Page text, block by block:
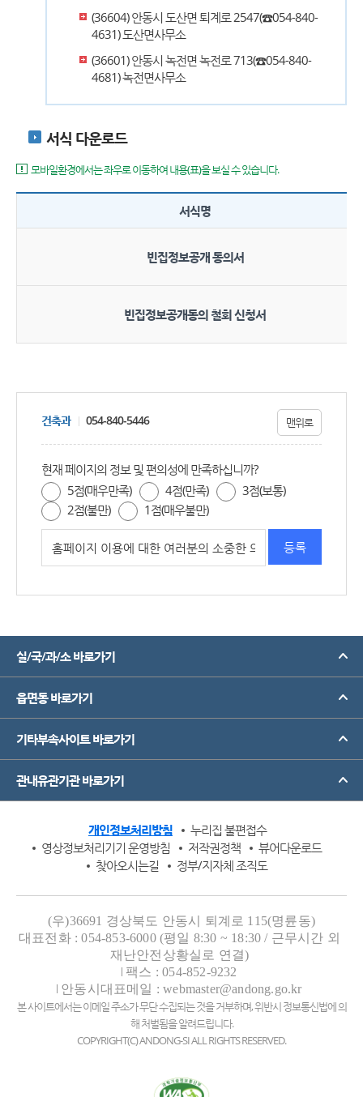
(36604) 안동시 도산면 퇴계로 2547(☎054-840-
4631) 도산면사무소
(36601) 안동시 녹전면 녹전로 713(☎054-840-
4681) 녹전면사무소
서식 다운로드
모바일환경에서는 좌우로 이동하여 내용(표)을 보실 수 있습니다.
서식명
빈집정보공개 동의서
빈집정보공개동의 철회 신청서
건축과 054-840-5446 맨위로
현재 페이지의 정보 및 편의성에 만족하십니까?
5점(매우만족)
4점(만족)
3점(보통)
2점(불만)
1점(매우불만)
실/국/과/소 바로가기
읍면동 바로가기
기타부속사이트 바로가기
관내유관기관 바로가기
개인정보처리방침
누리집 불편접수
영상정보처리기기 운영방침
저작권정책
뷰어다운로드
찾아오시는길
정부/지자체 조직도
(우)36691 경상북도 안동시 퇴계로 115(명륜동)
대표전화 : 054-853-6000 (평일 8:30 ~ 18:30 / 근무시간 외
재난안전상황실로 연결)
팩스 : 054-852-9232
안동시대표메일 : webmaster@andong.go.kr
본 사이트에서는 이메일 주소가 무단 수집되는 것을 거부하며, 위반시 정보통신법에 의
해 처벌됨을 알려드립니다.
COPYRIGHT(C) ANDONG-SI ALL RIGHTS RESERVED.